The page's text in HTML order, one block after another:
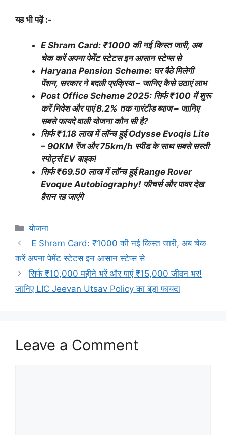
यह भी पढ़ें :-
E Shram Card: ₹1000 की नई किस्त जारी, अब
चेक करें अपना पेमेंट स्टेटस इन आसान स्टेप्स से
Haryana Pension Scheme: घर बैठे मिलेगी
पेंशन, सरकार ने बदली प्रक्रिया – जानिए कैसे उठाएं लाभ
Post Office Scheme 2025: सिर्फ ₹100 में शुरू
करें निवेश और पाएं 8.2% तक गारंटीड ब्याज – जानिए
सबसे फायदे वाली योजना कौन सी है?
सिर्फ ₹1.18 लाख में लॉन्च हुई Odysse Evoqis Lite
– 90KM रेंज और 75km/h स्पीड के साथ सबसे सस्ती
स्पोर्ट्स EV बाइक!
सिर्फ ₹69.50 लाख में लॉन्च हुई Range Rover
Evoque Autobiography! फीचर्स और पावर देख
हैरान रह जाएंगे
Categories
योजना
E Shram Card: ₹1000 की नई किस्त जारी, अब चेक
करें अपना पेमेंट स्टेटस इन आसान स्टेप्स से
सिर्फ ₹10,000 महीने भरें और पाएं ₹15,000 जीवन भर!
जानिए LIC Jeevan Utsav Policy का बड़ा फायदा
Leave a Comment